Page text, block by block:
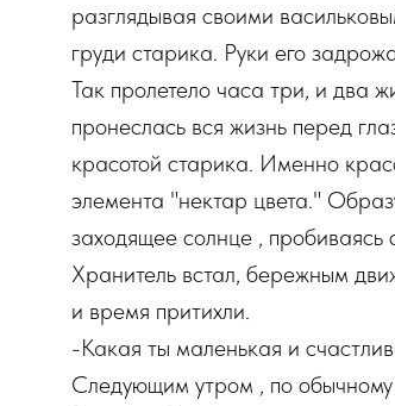
разглядывая своими
груди старика. Руки его
Так пролетело часа три, и два
пронеслась вся жизнь перед
красотой старика. Именно
элемента "нектар цвета."
заходящее солнце , пробиваясь
Хранитель встал, бережным
и время притихли.
-Какая ты маленькая и
Следующим утром , по